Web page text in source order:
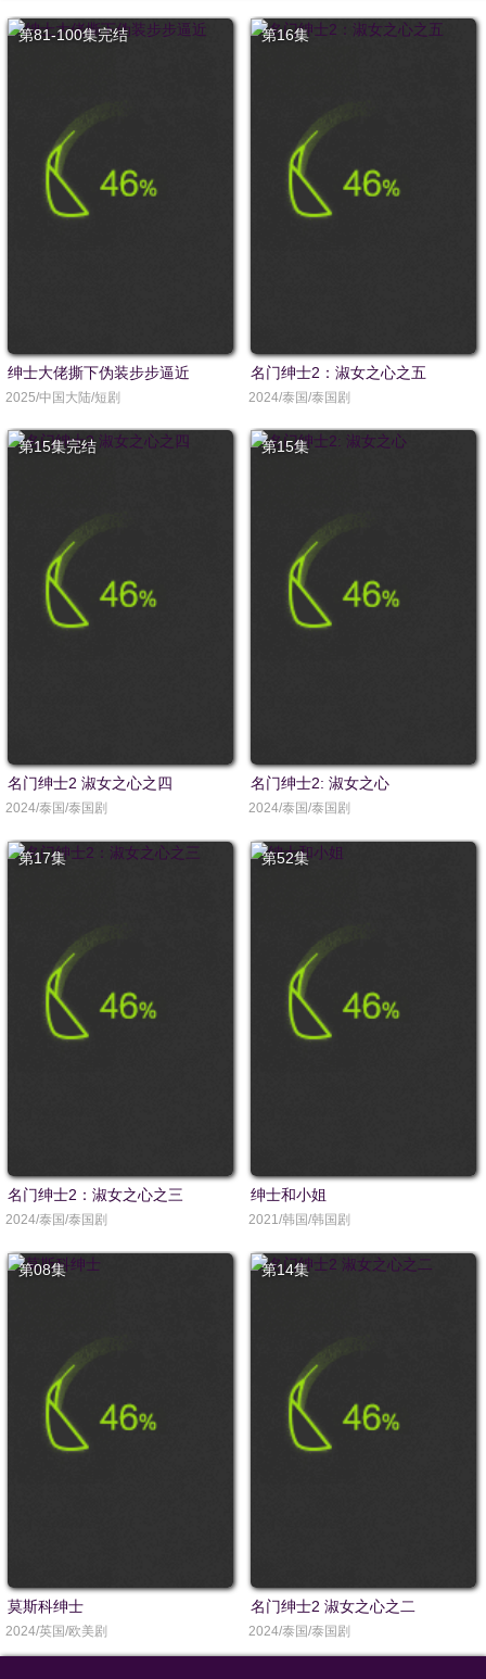
第81-100集完结
绅士大佬撕下伪装步步逼近
2025/中国大陆/短剧
第16集
名门绅士2：淑女之心之五
2024/泰国/泰国剧
第15集完结
名门绅士2 淑女之心之四
2024/泰国/泰国剧
第15集
名门绅士2: 淑女之心
2024/泰国/泰国剧
第17集
名门绅士2：淑女之心之三
2024/泰国/泰国剧
第52集
绅士和小姐
2021/韩国/韩国剧
第08集
莫斯科绅士
2024/英国/欧美剧
第14集
名门绅士2 淑女之心之二
2024/泰国/泰国剧